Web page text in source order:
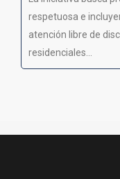
respetuosa e
atención libre de
residenciales...